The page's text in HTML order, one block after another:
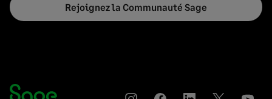
Rejoignez la Communauté Sage